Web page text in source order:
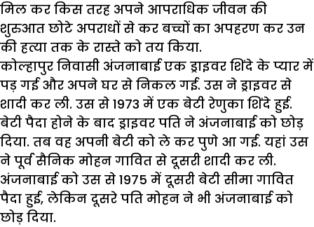
मिल कर किस तरह अपने आपराधिक जीवन की
शुरुआत छोटे अपराधों से कर बच्चों का अपहरण कर उन
की हत्या तक के रास्ते को तय किया.
कोल्हापुर निवासी अंजनाबाई एक ड्राइवर शिंदे के प्यार में
पड़ गई और अपने घर से निकल गई. उस ने ड्राइवर से
शादी कर ली. उस से 1973 में एक बेटी रेणुका शिंदे हुई.
बेटी पैदा होने के बाद ड्राइवर पति ने अंजनाबाई को छोड़
दिया. तब वह अपनी बेटी को ले कर पुणे आ गई. यहां उस
ने पूर्व सैनिक मोहन गावित से दूसरी शादी कर ली.
अंजनाबाई को उस से 1975 में दूसरी बेटी सीमा गावित
पैदा हुई, लेकिन दूसरे पति मोहन ने भी अंजनाबाई को
छोड़ दिया.